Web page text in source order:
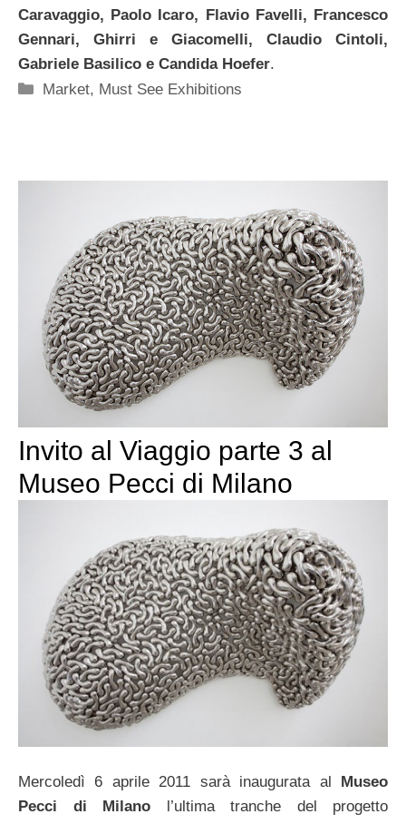
Caravaggio, Paolo Icaro, Flavio Favelli, Francesco
Gennari, Ghirri e Giacomelli, Claudio Cintoli,
Gabriele Basilico e Candida Hoefer.
Categorie
Market, Must See Exhibitions
Invito al Viaggio parte 3 al
Museo Pecci di Milano
Mercoledì 6 aprile 2011 sarà inaugurata al
Museo
Pecci di Milano l’ultima tranche del progetto